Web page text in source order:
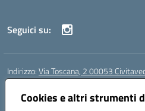
Cookies e altri strumenti
Seguici su:
Indirizzo:Via Toscana, 2 00053
Centralino:
Posta elettronica certificata (PEC):